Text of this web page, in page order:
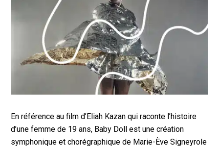
En référence au film d’Eliah Kazan qui raconte l’histoire
d’une femme de 19 ans, Baby Doll est une création
symphonique et chorégraphique de Marie-Ève Signeyrole